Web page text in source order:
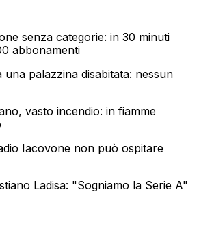
senza categorie: in 30 minuti
abbonamenti
palazzina disabitata: nessun
vasto incendio: in fiamme
Iacovone non può ospitare
Ladisa: "Sogniamo la Serie A"